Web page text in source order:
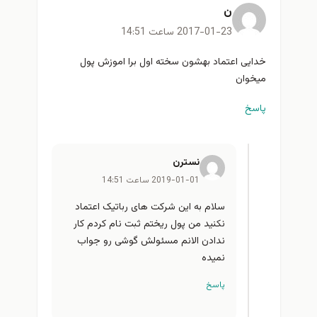
ن
2017-01-23 ساعت 14:51
خدایی اعتماد بهشون سخته اول برا اموزش پول
میخوان
پاسخ
نسترن
2019-01-01 ساعت 14:51
سلام به این شرکت های رباتیک اعتماد
نکنید من پول ریختم ثبت نام کردم کار
ندادن الانم مسئولش گوشی رو جواب
نمیده
پاسخ